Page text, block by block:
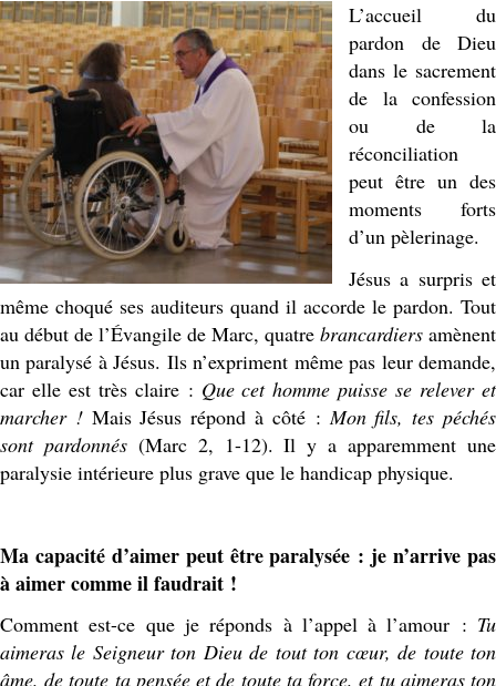
L’accueil du
pardon de Dieu
dans le sacrement
de la confession
ou de la
réconciliation
peut être un des
moments forts
d’un pèlerinage.
Jésus a surpris et
même choqué ses auditeurs quand il accorde le pardon. Tout
au début de l’Évangile de Marc, quatre brancardiers amènent
un paralysé à Jésus. Ils n’expriment même pas leur demande,
car elle est très claire : Que cet homme puisse se relever et
marcher !Mais Jésus répond à côté : Mon fils, tes péchés
sont pardonnés(Marc 2, 1-12). Il y a apparemment une
paralysie intérieure plus grave que le handicap physique.
Ma capacité d’aimer peut être paralysée : je n’arrive pas
à aimer comme il faudrait !
Comment est-ce que je réponds à l’appel à l’amour : Tu
aimeras le Seigneur ton Dieu de tout ton cœur, de toute ton
âme, de toute ta pensée et de toute ta force, et tu aimeras ton